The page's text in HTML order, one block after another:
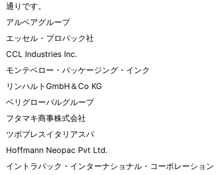
通りです。
アルベアグループ
エッセル・プロパック社
CCL Industries Inc.
モンテベロー・パッケージング・インク
リンハルトGmbH＆Co KG
ベリグローバルグループ
フタマキ商事株式会社
ツボプレスイタリアスパ
Hoffmann Neopac Pvt Ltd.
イントラパック・インターナショナル・コーポレーション